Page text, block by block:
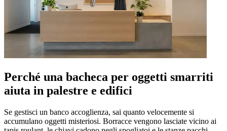
Perché una bacheca per oggetti smarriti
aiuta in palestre e edifici
Se gestisci un banco accoglienza, sai quanto velocemente si
accumulano oggetti misteriosi. Borracce vengono lasciate vicino ai